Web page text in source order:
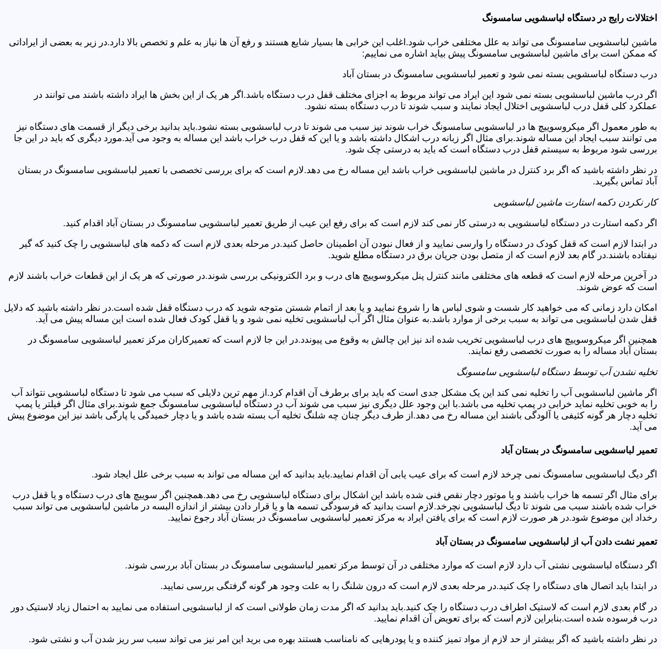
اختلالات رایج در دستگاه لباسشویی سامسونگ
ماشین لباسشویی سامسونگ می تواند به علل مختلفی خراب شود.اغلب این خرابی ها بسیار شایع هستند و رفع آن ها نیاز به علم و تخصص بالا دارد.در زیر به بعضی از ایراداتی
که ممکن است برای ماشین لباسشویی سامسونگ پیش بیاید اشاره می نماییم:
درب دستگاه لباسشویی بسته نمی شود و تعمیر لباسشویی سامسونگ در بستان آباد
اگر درب ماشین لباسشویی بسته نمی شود این ایراد می تواند مربوط به اجزای مختلف قفل درب دستگاه باشد.اگر هر یک از این بخش ها ایراد داشته باشند می توانند در
عملکرد کلی قفل درب لباسشویی اختلال ایجاد نمایند و سبب شوند تا درب دستگاه بسته نشود.
به طور معمول اگر میکروسوییچ ها در لباسشویی سامسونگ خراب شوند نیز سبب می شوند تا درب لباسشویی بسته نشود.باید بدانید برخی دیگر از قسمت های دستگاه نیز
می توانند سبب ایجاد این مساله شوند.برای مثال اگر زبانه درب اشکال داشته باشد و یا این که قفل درب خراب باشد این مساله به وجود می آید.مورد دیگری که باید در این جا
بررسی شود مربوط به سیستم قفل درب دستگاه است که باید به درستی چک شود.
در نظر داشته باشید که اگر برد کنترل در ماشین لباسشویی خراب باشد این مساله رخ می دهد.لازم است که برای بررسی تخصصی با تعمیر لباسشویی سامسونگ در بستان
آباد تماس بگیرید.
کار نکردن دکمه استارت ماشین لباسشویی
اگر دکمه استارت در دستگاه لباسشویی به درستی کار نمی کند لازم است که برای رفع این عیب از طریق تعمیر لباسشویی سامسونگ در بستان آباد اقدام کنید.
در ابتدا لازم است که قفل کودک در دستگاه را وارسی نمایید و از فعال نبودن آن اطمینان حاصل کنید.در مرحله بعدی لازم است که دکمه های لباسشویی را چک کنید که گیر
نیفتاده باشند.در گام بعد لازم است که از متصل بودن جریان برق در دستگاه مطلع شوید.
در آخرین مرحله لازم است که قطعه های مختلفی مانند کنترل پنل میکروسوییچ های درب و برد الکترونیکی بررسی شوند.در صورتی که هر یک از این قطعات خراب باشند لازم
است که عوض شوند.
امکان دارد زمانی که می خواهید کار شست و شوی لباس ها را شروع نمایید و یا بعد از اتمام شستن متوجه شوید که درب دستگاه قفل شده است.در نظر داشته باشید که دلایل
قفل شدن لباسشویی می تواند به سبب برخی از موارد باشد.به عنوان مثال اگر آب لباسشویی تخلیه نمی شود و یا قفل کودک فعال شده است این مساله پیش می آید.
همچنین اگر میکروسوییچ های درب لباسشویی تخریب شده اند نیز این چالش به وقوع می پیوندد.در این جا لازم است که تعمیرکاران مرکز تعمیر لباسشویی سامسونگ در
بستان آباد مساله را به صورت تخصصی رفع نمایند.
تخلیه نشدن آب توسط دستگاه لباسشویی سامسونگ
اگر ماشین لباسشویی آب را تخلیه نمی کند این یک مشکل جدی است که باید برای برطرف آن اقدام کرد.از مهم ترین دلایلی که سبب می شود تا دستگاه لباسشویی نتواند آب
را به خوبی تخلیه نماید خرابی در پمپ تخلیه می باشد.با این وجود علل دیگری نیز سبب می شوند آب در دستگاه لباسشویی سامسونگ جمع شوند.برای مثال اگر فیلتر یا پمپ
تخلیه دچار هر گونه کثیفی یا آلودگی باشند این مساله رخ می دهد.از طرف دیگر چنان چه شلنگ تخلیه آب بسته شده باشد و یا دچار خمیدگی یا پارگی باشد نیز این موضوع پیش
می آید.
تعمیر لباسشویی سامسونگ در بستان آباد
اگر دیگ لباسشویی سامسونگ نمی چرخد لازم است که برای عیب یابی آن اقدام نمایید.باید بدانید که این مساله می تواند به سبب برخی علل ایجاد شود.
برای مثال اگر تسمه ها خراب باشند و یا موتور دچار نقص فنی شده باشد این اشکال برای دستگاه لباسشویی رخ می دهد.همچنین اگر سوییچ های درب دستگاه و یا قفل درب
خراب شده باشند سبب می شوند تا دیگ لباسشویی نچرخد.لازم است بدانید که فرسودگی تسمه ها و یا قرار دادن بیشتر از اندازه البسه در ماشین لباسشویی می تواند سبب
رخداد این موضوع شود.در هر صورت لازم است که برای یافتن ایراد به مرکز تعمیر لباسشویی سامسونگ در بستان آباد رجوع نمایید.
تعمیر نشت دادن آب از لباسشویی سامسونگ در بستان آباد
اگر دستگاه لباسشویی نشتی آب دارد لازم است که موارد مختلفی در آن توسط مرکز تعمیر لباسشویی سامسونگ در بستان آباد بررسی شوند.
در ابتدا باید اتصال های دستگاه را چک کنید.در مرحله بعدی لازم است که درون شلنگ را به علت وجود هر گونه گرفتگی بررسی نمایید.
در گام بعدی لازم است که لاستیک اطراف درب دستگاه را چک کنید.باید بدانید که اگر مدت زمان طولانی است که از لباسشویی استفاده می نمایید به احتمال زیاد لاستیک دور
درب فرسوده شده است.بنابراین لازم است که برای تعویض آن اقدام نمایید.
در نظر داشته باشید که اگر بیشتر از حد لازم از مواد تمیز کننده و یا پودرهایی که نامناسب هستند بهره می برید این امر نیز می تواند سبب سر ریز شدن آب و نشتی شود.